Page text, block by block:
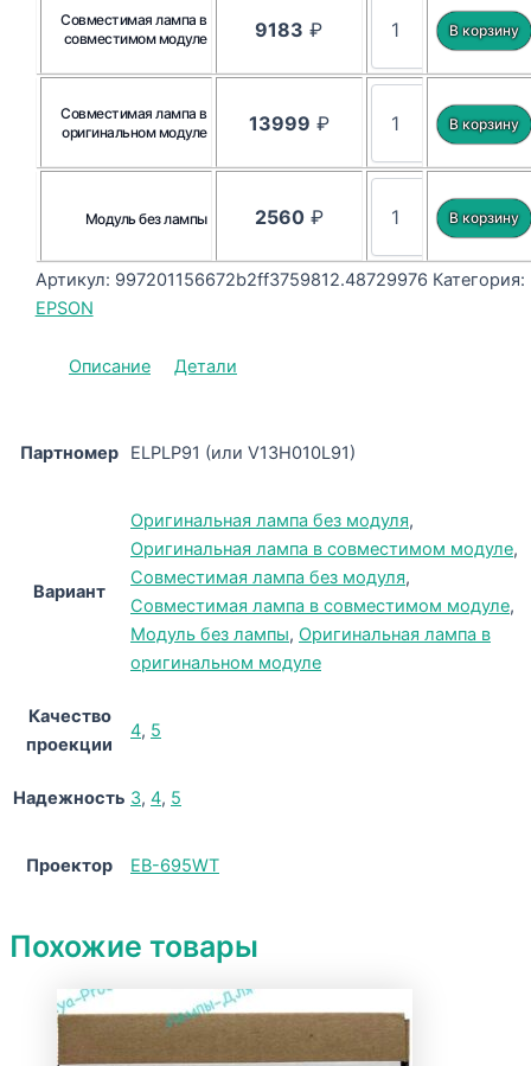
Совместимая лампа в
совместимом модуле
9183 ₽
Совместимая лампа в
оригинальном модуле
13999 ₽
Модуль без лампы 2560₽
Артикул: 997201156672b2ff3759812.48729976 Категория:
EPSON
Описание Детали
Партномер ELPLP91 (или V13H010L91)
Вариант
Оригинальная лампа без модуля,
Оригинальная лампа в совместимом модуле,
Совместимая лампа без модуля,
Совместимая лампа в совместимом модуле,
Модуль без лампы, Оригинальная лампа в
оригинальном модуле
Качество
проекции
4, 5
Надежность 3, 4, 5
Проектор EB-695WT
Похожие товары